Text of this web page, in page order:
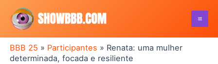
para
conteúdo
BBB 25 » Participantes » Renata: uma mulher
determinada, focada e resiliente